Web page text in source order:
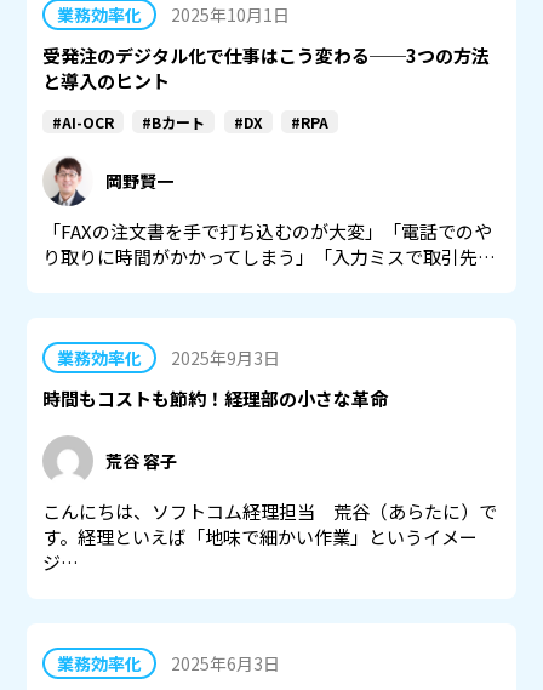
業務効率化 2025年10月1日
受発注のデジタル化で仕事はこう変わる──3つの方法
と導入のヒント
#AI-OCR #Bカート #DX #RPA
岡野賢一
「FAXの注文書を手で打ち込むのが大変」「電話でのや
り取りに時間がかかってしまう」「入力ミスで取引先…
業務効率化 2025年9月3日
時間もコストも節約！経理部の小さな革命
荒谷 容子
こんにちは、ソフトコム経理担当 荒谷（あらたに）で
す。経理といえば「地味で細かい作業」というイメー
ジ…
業務効率化 2025年6月3日